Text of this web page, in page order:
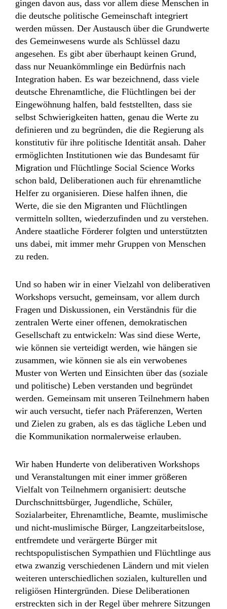
gingen davon aus, dass vor allem diese Menschen in
die deutsche politische Gemeinschaft integriert
werden müssen. Der Austausch über die Grundwerte
des Gemeinwesens wurde als Schlüssel dazu
angesehen. Es gibt aber überhaupt keinen Grund,
dass nur Neuankömmlinge ein Bedürfnis nach
Integration haben. Es war bezeichnend, dass viele
deutsche Ehrenamtliche, die Flüchtlingen bei der
Eingewöhnung halfen, bald feststellten, dass sie
selbst Schwierigkeiten hatten, genau die Werte zu
definieren und zu begründen, die die Regierung als
konstitutiv für ihre politische Identität ansah. Daher
ermöglichten Institutionen wie das Bundesamt für
Migration und Flüchtlinge Social Science Works
schon bald, Deliberationen auch für ehrenamtliche
Helfer zu organisieren. Diese halfen ihnen, die
Werte, die sie den Migranten und Flüchtlingen
vermitteln sollten, wiederzufinden und zu verstehen.
Andere staatliche Förderer folgten und unterstützten
uns dabei, mit immer mehr Gruppen von Menschen
zu reden.
Und so haben wir in einer Vielzahl von deliberativen
Workshops versucht, gemeinsam, vor allem durch
Fragen und Diskussionen, ein Verständnis für die
zentralen Werte einer offenen, demokratischen
Gesellschaft zu entwickeln: Was sind diese Werte,
wie können sie verteidigt werden, wie hängen sie
zusammen, wie können sie als ein verwobenes
Muster von Werten und Einsichten über das (soziale
und politische) Leben verstanden und begründet
werden. Gemeinsam mit unseren Teilnehmern haben
wir auch versucht, tiefer nach Präferenzen, Werten
und Zielen zu graben, als es das tägliche Leben und
die Kommunikation normalerweise erlauben.
Wir haben Hunderte von deliberativen Workshops
und Veranstaltungen mit einer immer größeren
Vielfalt von Teilnehmern organisiert: deutsche
Durchschnittsbürger, Jugendliche, Schüler,
Sozialarbeiter, Ehrenamtliche, Beamte, muslimische
und nicht-muslimische Bürger, Langzeitarbeitslose,
entfremdete und verärgerte Bürger mit
rechtspopulistischen Sympathien und Flüchtlinge aus
etwa zwanzig verschiedenen Ländern und mit vielen
weiteren unterschiedlichen sozialen, kulturellen und
religiösen Hintergründen. Diese Deliberationen
erstreckten sich in der Regel über mehrere Sitzungen